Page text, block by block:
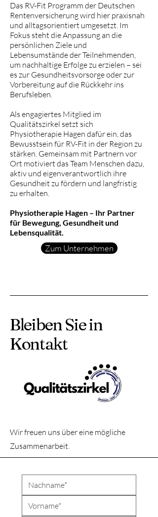
Das RV-Fit Programm der Deutschen
Rentenversicherung wird hier praxisnah
und alltagsorientiert umgesetzt. Im
Fokus steht die Anpassung an die
persönlichen Ziele und
Lebensumstände der Teilnehmenden,
um nachhaltige Erfolge zu erzielen – sei
es zur Gesundheitsvorsorge oder zur
Vorbereitung auf die Rückkehr ins
Berufsleben.
Als engagiertes Mitglied im
Qualitätszirkel setzt sich
Physiotherapie Hagen dafür ein, das
Bewusstsein für RV-Fit in der Region zu
stärken. Gemeinsam mit Partnern vor
Ort motiviert das Team Menschen dazu,
aktiv und eigenverantwortlich ihre
Gesundheit zu fördern und langfristig
zu erhalten.
Physiotherapie Hagen – Ihr Partner
für Bewegung, Gesundheit und
Lebensqualität.
Zum Unternehmen
Bleiben Sie in
Kontakt
Wir freuen uns über eine mögliche
Zusammenarbeit.